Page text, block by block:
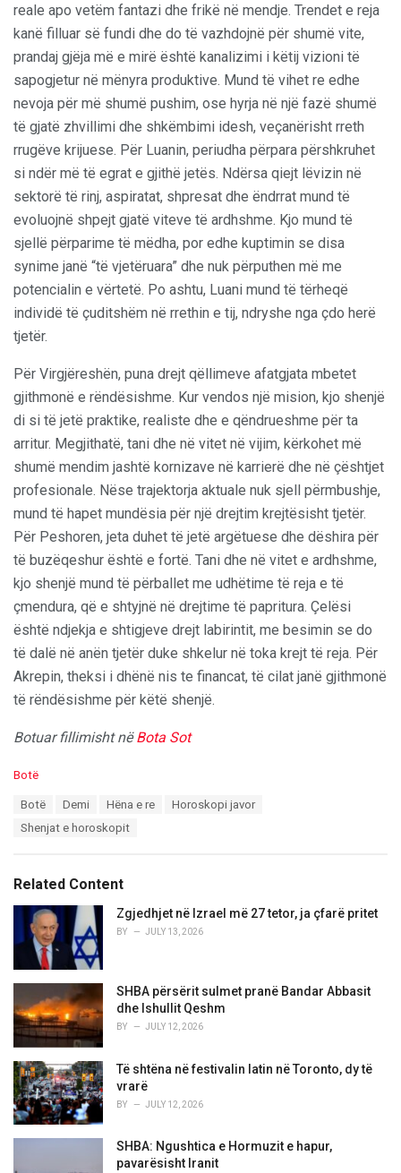
reale apo vetëm fantazi dhe frikë në mendje. Trendet e reja
kanë filluar së fundi dhe do të vazhdojnë për shumë vite,
prandaj gjëja më e mirë është kanalizimi i këtij vizioni të
sapogjetur në mënyra produktive. Mund të vihet re edhe
nevoja për më shumë pushim, ose hyrja në një fazë shumë
të gjatë zhvillimi dhe shkëmbimi idesh, veçanërisht rreth
rrugëve krijuese. Për Luanin, periudha përpara përshkruhet
si ndër më të egrat e gjithë jetës. Ndërsa qiejt lëvizin në
sektorë të rinj, aspiratat, shpresat dhe ëndrrat mund të
evoluojnë shpejt gjatë viteve të ardhshme. Kjo mund të
sjellë përparime të mëdha, por edhe kuptimin se disa
synime janë “të vjetëruara” dhe nuk përputhen më me
potencialin e vërtetë. Po ashtu, Luani mund të tërheqë
individë të çuditshëm në rrethin e tij, ndryshe nga çdo herë
tjetër.
Për Virgjëreshën, puna drejt qëllimeve afatgjata mbetet
gjithmonë e rëndësishme. Kur vendos një mision, kjo shenjë
di si të jetë praktike, realiste dhe e qëndrueshme për ta
arritur. Megjithatë, tani dhe në vitet në vijim, kërkohet më
shumë mendim jashtë kornizave në karrierë dhe në çështjet
profesionale. Nëse trajektorja aktuale nuk sjell përmbushje,
mund të hapet mundësia për një drejtim krejtësisht tjetër.
Për Peshoren, jeta duhet të jetë argëtuese dhe dëshira për
të buzëqeshur është e fortë. Tani dhe në vitet e ardhshme,
kjo shenjë mund të përballet me udhëtime të reja e të
çmendura, që e shtyjnë në drejtime të papritura. Çelësi
është ndjekja e shtigjeve drejt labirintit, me besimin se do
të dalë në anën tjetër duke shkelur në toka krejt të reja. Për
Akrepin, theksi i dhënë nis te financat, të cilat janë gjithmonë
të rëndësishme për këtë shenjë.
Botuar fillimisht nëBota Sot
C
i
e
Botë
Botë Demi Hëna e re
Horoskopi javor
Shenjat e horoskopit
Related Content
Zgjedhjet në Izrael më 27 tetor, ja çfarë pritet
BY JULY 13, 2026
SHBA përsërit sulmet pranë Bandar Abbasit
dhe Ishullit Qeshm
BY JULY 12, 2026
Të shtëna në festivalin latin në Toronto, dy të
vrarë
BY JULY 12, 2026
SHBA: Ngushtica e Hormuzit e hapur,
pavarësisht Iranit